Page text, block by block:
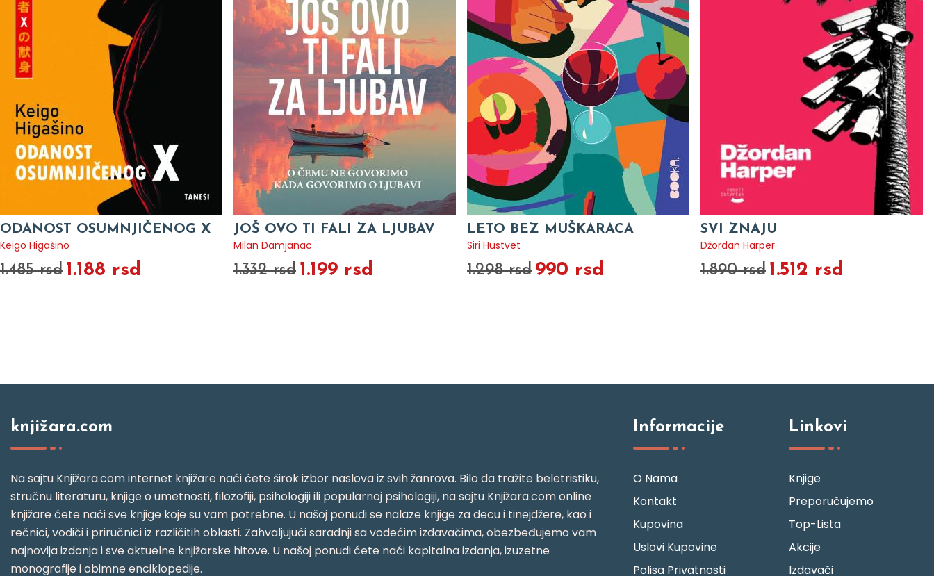
ODANOST OSUMNJIČENOG X
Keigo Higašino
1.485 rsd 1.188 rsd
JOŠ OVO TI FALI ZA LJUBAV
Milan Damjanac
1.332 rsd 1.199 rsd
LETO BEZ MUŠKARACA
Siri Hustvet
1.298 rsd 990 rsd
SVI ZNAJU
Džordan Harper
1.890 rsd 1.512 rsd
knjižara.com
Na sajtu Knjižara.com internet knjižare naći ćete širok izbor naslova iz svih žanrova. Bilo da tražite beletristiku,
stručnu literaturu, knjige o umetnosti, filozofiji, psihologiji ili popularnoj psihologiji, na sajtu Knjižara.com online
knjižare ćete naći sve knjige koje su vam potrebne. U našoj ponudi se nalaze knjige za decu i tinejdžere, kao i
rečnici, vodiči i priručnici iz različitih oblasti. Zahvaljujući saradnji sa vodećim izdavačima, obezbeđujemo vam
najnovija izdanja i sve aktuelne knjižarske hitove. U našoj ponudi ćete naći kapitalna izdanja, izuzetne
monografije i obimne enciklopedije.
Informacije
O Nama
Kontakt
Kupovina
Uslovi Kupovine
Polisa Privatnosti
Linkovi
Knjige
Preporučujemo
Top-Lista
Akcije
Izdavači